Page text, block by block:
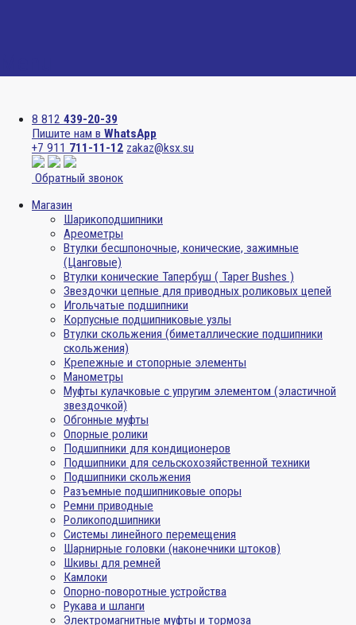
8 812 439-20-39
Пишите нам в WhatsApp
+7 911 711-11-12 zakaz@ksx.su
Обратный звонок
Магазин
Шарикоподшипники
Ареометры
Втулки бесшпоночные, конические, зажимные
(Цанговые)
Втулки конические Тапербуш ( Taper Bushes )
Звездочки цепные для приводных роликовых цепей
Игольчатые подшипники
Корпусные подшипниковые узлы
Втулки скольжения (биметаллические подшипники
скольжения)
Крепежные и стопорные элементы
Манометры
Муфты кулачковые с упругим элементом (эластичной
звездочкой)
Обгонные муфты
Опорные ролики
Подшипники для кондиционеров
Подшипники для сельскохозяйственной техники
Подшипники скольжения
Разъемные подшипниковые опоры
Ремни приводные
Роликоподшипники
Системы линейного перемещения
Шарнирные головки (наконечники штоков)
Шкивы для ремней
Камлоки
Опорно-поворотные устройства
Рукава и шланги
Электромагнитные муфты и тормоза